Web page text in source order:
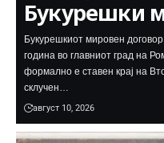
Букурешки
Букурешкиот мировен
година во главниот град на
формално е ставен крај на
склучен…
август 10, 2026